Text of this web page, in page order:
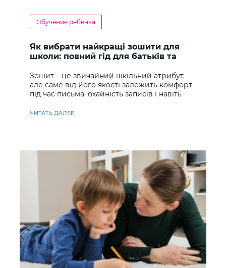
Обучение ребенка
Як вибрати найкращі зошити для
школи: повний гід для батьків та
Зошит – це звичайний шкільний атрибут,
але саме від його якості залежить комфорт
під час письма, охайність записів і навіть
ЧИТАТЬ ДАЛЕЕ